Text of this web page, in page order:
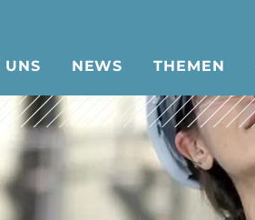
UNS NEWS THEMEN